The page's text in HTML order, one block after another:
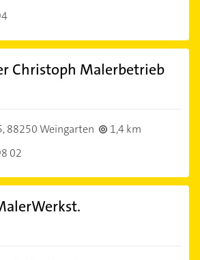
Christoph Malerbetrieb
88250 Weingarten
1,4 km
02